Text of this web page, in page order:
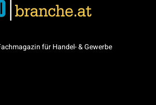
für Handel- & Gewerbe